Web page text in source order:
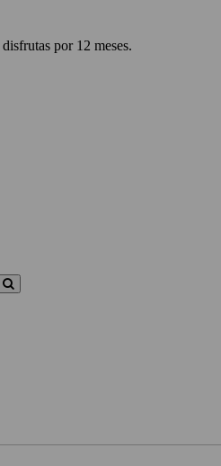
por 12 meses.